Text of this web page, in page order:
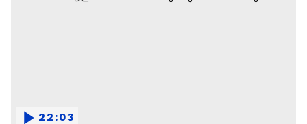
22:03